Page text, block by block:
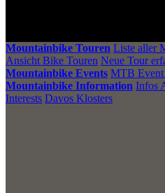
Mountainbike Touren Liste aller
Ansicht Bike Touren Neue Tour
Mountainbike Events MTB Event
Mountainbike Information Infos
Interests Davos Klosters